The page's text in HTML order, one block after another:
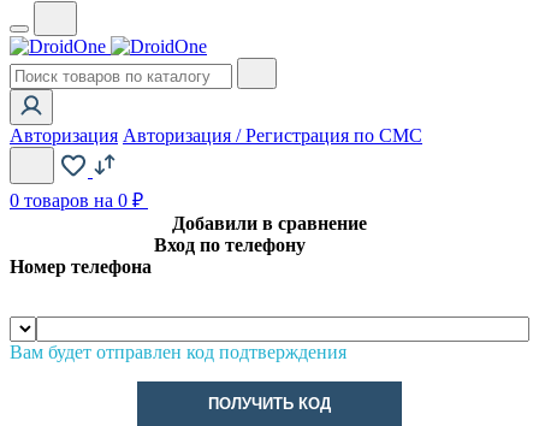
Авторизация Авторизация / Регистрация по СМС
0 товаров на 0 ₽
Добавили в сравнение
Вход по телефону
Номер телефона
Вам будет отправлен код подтверждения
ПОЛУЧИТЬ КОД